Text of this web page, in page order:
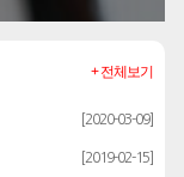
[2020-03-09]
[2019-02-15]
+ 전체보기